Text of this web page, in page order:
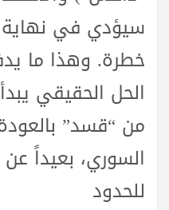
سيؤدي في نهاية
خطرة. وهذا ما
الحل الحقيقي
من “قسد”
السوري، بعيداً عن
للحدود